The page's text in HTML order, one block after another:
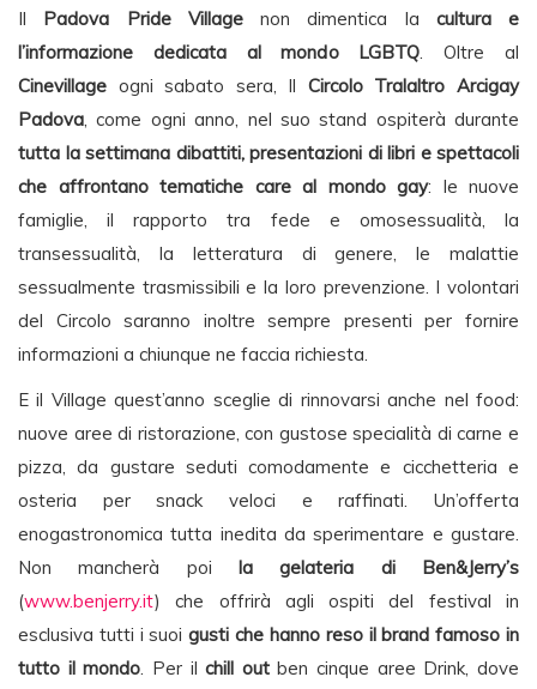
Il Padova Pride Villagenon dimentica la cultura e
l’informazione dedicata al mondo LGBTQ. Oltre al
Cinevillage ogni sabato sera, Il Circolo Tralaltro Arcigay
Padova, come ogni anno, nel suo stand ospiterà durante
tutta la settimana dibattiti, presentazioni di libri e spettacoli
che affrontano tematiche care al mondo gay: le nuove
famiglie, il rapporto tra fede e omosessualità, la
transessualità, la letteratura di genere, le malattie
sessualmente trasmissibili e la loro prevenzione. I volontari
del Circolo saranno inoltre sempre presenti per fornire
informazioni a chiunque ne faccia richiesta.
E il Village quest’anno sceglie di rinnovarsi anche nel food:
nuove aree di ristorazione, con gustose specialità di carne e
pizza, da gustare seduti comodamente e cicchetteria e
osteria per snack veloci e raffinati. Un’offerta
enogastronomica tutta inedita da sperimentare e gustare.
Non mancherà poi la gelateria di
Ben&Jerry’s
(www.benjerry.it) che offrirà agli ospiti del festival in
esclusiva tutti i suoigusti che hanno reso il brand famoso in
tutto il mondo. Per ilchill outben cinque aree Drink, dove